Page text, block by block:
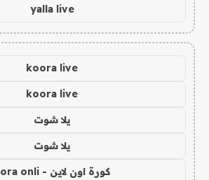
yalla live
koora live
koora live
يلا شوت
يلا شوت
كورة اون لاين - kora onli